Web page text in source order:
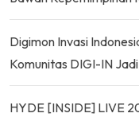
Digimon Invasi
Komunitas DIGI-IN
HYDE [INSIDE] LIVE